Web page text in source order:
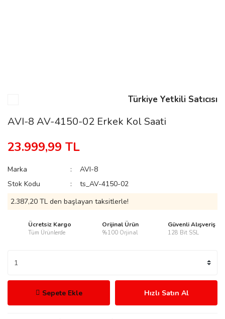
Türkiye Yetkili Satıcısı
AVI-8 AV-4150-02 Erkek Kol Saati
23.999,99 TL
Marka
AVI-8
Stok Kodu
ts_AV-4150-02
2.387,20 TL den başlayan taksitlerle!
Ücretsiz Kargo
Tüm Ürünlerde
Orijinal Ürün
%100 Orjinal
Güvenli Alışveriş
128 Bit SSL
Sepete Ekle Hızlı Satın Al